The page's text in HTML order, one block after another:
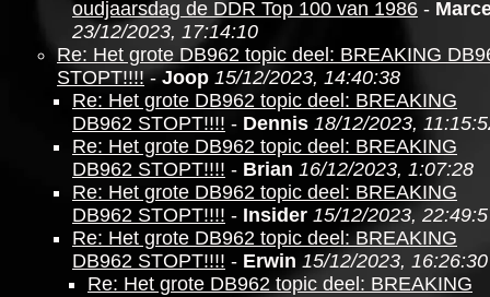
oudjaarsdag de DDR Top 100 van 1986 -
23/12/2023, 17:14:10
Re: Het grote DB962 topic deel: BREAKING
STOPT!!!!-Joop 15/12/2023, 14:40:38
Re: Het grote DB962 topic deel: BREAKING
DB962 STOPT!!!! - Dennis 18/12/2023,
Re: Het grote DB962 topic deel: BREAKING
DB962 STOPT!!!! - Brian 16/12/2023, 1:07:28
Re: Het grote DB962 topic deel: BREAKING
DB962 STOPT!!!! - Insider 15/12/2023,
Re: Het grote DB962 topic deel: BREAKING
DB962 STOPT!!!! - Erwin 15/12/2023, 16:26:30
Re: Het grote DB962 topic deel: BREAKING